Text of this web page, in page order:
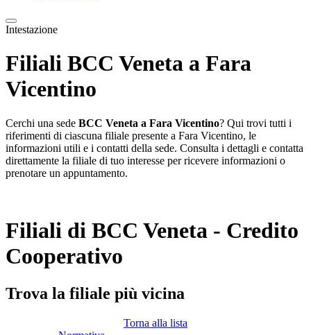
Intestazione
Filiali BCC Veneta a Fara
Vicentino
Cerchi una sede BCC Veneta a Fara Vicentino? Qui trovi tutti i
riferimenti di ciascuna filiale presente a Fara Vicentino, le
informazioni utili e i contatti della sede. Consulta i dettagli e contatta
direttamente la filiale di tuo interesse per ricevere informazioni o
prenotare un appuntamento.
Filiali di BCC Veneta - Credito
Cooperativo
Trova la filiale più vicina
Torna alla lista